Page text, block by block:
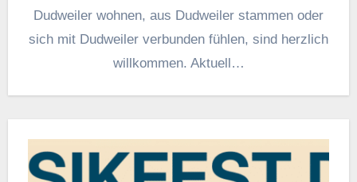
Dudweiler wohnen, aus Dudweiler stammen oder
sich mit Dudweiler verbunden fühlen, sind herzlich
willkommen. Aktuell…